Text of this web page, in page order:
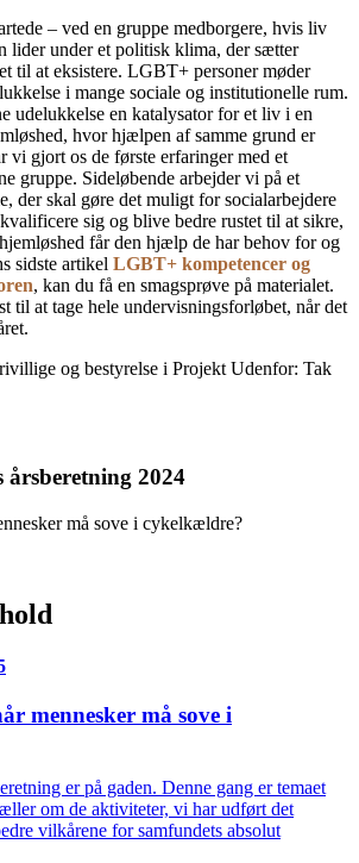
– ved en gruppe medborgere, hvis liv
lider under et politisk klima, der sætter
til at eksistere. LGBT+ personer møder
i mange sociale og institutionelle rum.
udelukkelse en katalysator for et liv i en
hvor hjælpen af samme grund er
vi gjort os de første erfaringer med et
gruppe. Sideløbende arbejder vi på et
der skal gøre det muligt for socialarbejdere
sig og blive bedre rustet til at sikre,
får den hjælp de har behov for og
sidste artikel LGBT+ kompetencer og
, kan du få en smagsprøve på materialet.
til at tage hele undervisningsforløbet, når det
og bestyrelse i Projekt Udenfor: Tak
2024
må sove i cykelkældre?
mennesker må sove i
er på gaden. Denne gang er temaet
om de aktiviteter, vi har udført det
vilkårene for samfundets absolut